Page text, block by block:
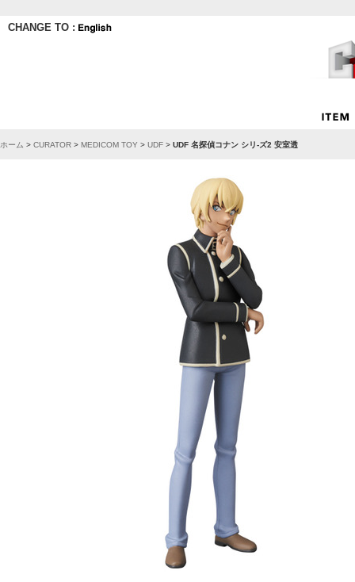
CHANGE TO :
ホーム > CURATOR > MEDICOM TOY > UDF > UDF 名探偵コナン シリ-ズ2 安室透